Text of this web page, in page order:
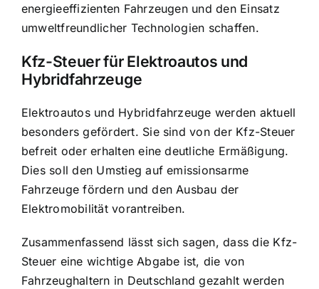
energieeffizienten Fahrzeugen und den Einsatz
umweltfreundlicher Technologien schaffen.
Kfz-Steuer für Elektroautos und
Hybridfahrzeuge
Elektroautos und Hybridfahrzeuge werden aktuell
besonders gefördert. Sie sind von der Kfz-Steuer
befreit oder erhalten eine deutliche Ermäßigung.
Dies soll den Umstieg auf emissionsarme
Fahrzeuge fördern und den Ausbau der
Elektromobilität vorantreiben.
Zusammenfassend lässt sich sagen, dass die Kfz-
Steuer eine wichtige Abgabe ist, die von
Fahrzeughaltern in Deutschland gezahlt werden